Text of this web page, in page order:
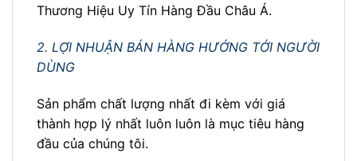
Thương Hiệu Uy Tín Hàng Đầu Châu Á.
2. LỢI NHUẬN BÁN HÀNG HƯỚNG TỚI NGƯỜI
DÙNG
Sản phẩm chất lượng nhất đi kèm với giá
thành hợp lý nhất luôn luôn là mục tiêu hàng
đầu của chúng tôi.